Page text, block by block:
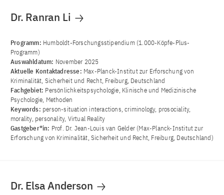
Dr. Ranran Li
Programm: Humboldt-Forschungsstipendium (1.000-Köpfe-Plus-
Programm)
Auswahldatum: November 2025
Aktuelle Kontaktadresse: Max-Planck-Institut zur Erforschung von
Kriminalität, Sicherheit und Recht, Freiburg, Deutschland
Fachgebiet: Persönlichkeitspsychologie, Klinische und Medizinische
Psychologie, Methoden
Keywords: person-situation interactions, criminology, prosociality,
morality, personality, Virtual Reality
Gastgeber*in: Prof. Dr. Jean-Louis van Gelder (Max-Planck-Institut zur
Erforschung von Kriminalität, Sicherheit und Recht, Freiburg, Deutschland)
Dr. Elsa Anderson